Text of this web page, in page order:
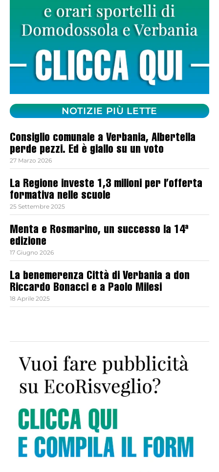
NOTIZIE PIÙ LETTE
Consiglio comunale a Verbania, Albertella
perde pezzi. Ed è giallo su un voto
27 Marzo 2026
La Regione investe 1,3 milioni per l’offerta
formativa nelle scuole
25 Settembre 2025
Menta e Rosmarino, un successo la 14ª
edizione
17 Giugno 2026
La benemerenza Città di Verbania a don
Riccardo Bonacci e a Paolo Milesi
18 Aprile 2025